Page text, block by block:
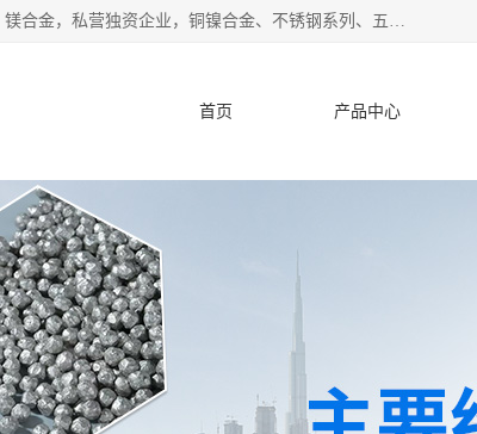
本公司坐落于中国广东省东莞市,长期批发供应铜合金，铝合金，锌合金，镁合金，私营独资企业，铜镍合金、不锈钢系列、五金冲压材料、进口金属材料、钨钢、高速钢、白钢刀、铝系列材料、铝镁合金、锰钢片等，启越是一家经国家相关部门批准注册的企业。公司以雄厚的实力、合理的厂家、优良的服务与多家企业建立了长期的合作关系。欢迎前来参观、考察、洽谈业务。 金属材料...,欢迎惠顾！
首页 产品中心